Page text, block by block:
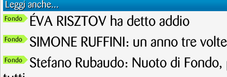
Leggi anche...
Fondo ÉVA RISZTOV ha detto addio
Fondo SIMONE RUFFINI: un anno tre
Fondo
Stefano Rubaudo: Nuoto di